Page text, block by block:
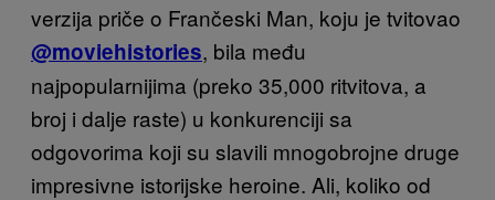
verzija priče o Frančeski Man, koju je tvitovao
@moviehistories, bila među
najpopularnijima (preko 35,000 ritvitova, a
broj i dalje raste) u konkurenciji sa
odgovorima koji su slavili mnogobrojne druge
impresivne istorijske heroine. Ali, koliko od